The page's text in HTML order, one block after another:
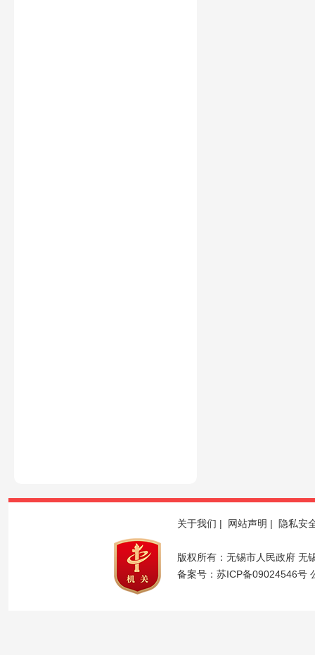
关于我们 | 网站声明 | 隐私安
版权所有：无锡市人民政府 无
备案号： 苏ICP备09024546号